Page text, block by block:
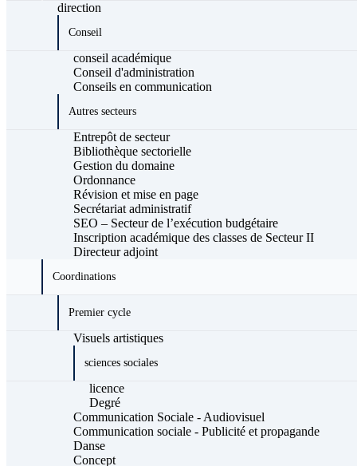
direction
Conseil
conseil académique
Conseil d'administration
Conseils en communication
Autres secteurs
Entrepôt de secteur
Bibliothèque sectorielle
Gestion du domaine
Ordonnance
Révision et mise en page
Secrétariat administratif
SEO – Secteur de l’exécution budgétaire
Inscription académique des classes de Secteur II
Directeur adjoint
Coordinations
Premier cycle
Visuels artistiques
sciences sociales
licence
Degré
Communication Sociale - Audiovisuel
Communication sociale - Publicité et propagande
Danse
Concept